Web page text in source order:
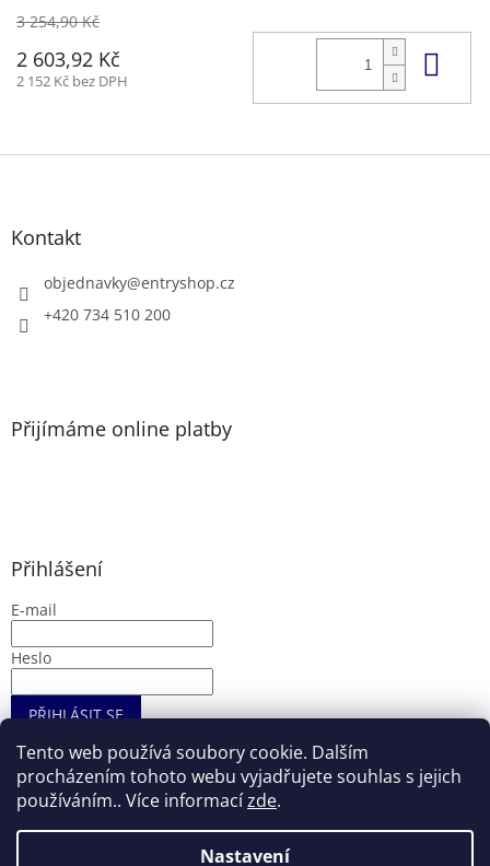
Tento web používá soubory cookie. Dalším
procházením tohoto webu vyjadřujete souhlas s jejich
používáním.. Více informacízde.
Nastavení
3 254,90 Kč
2 603,92 Kč
2 152 Kč bez DPH
Z
Kontakt
objednavky@entryshop.cz
+420 734 510 200
Přijímáme online platby
Přihlášení
E-mail
Heslo
PŘIHLÁSIT SE
Nová registraceZapomenuté heslo